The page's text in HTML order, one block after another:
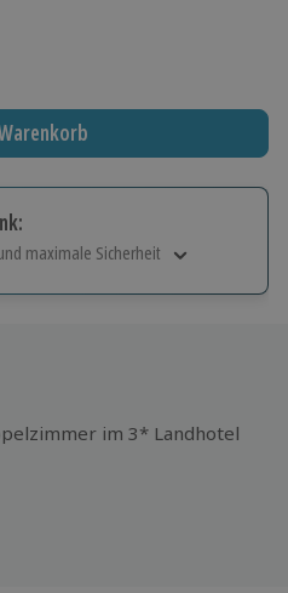
maximale Sicherheit
einlösbar.
im 3* Landhotel